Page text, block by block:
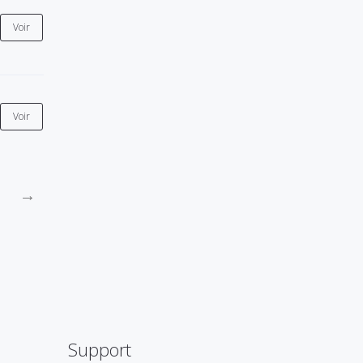
Voir
Voir
→
Support